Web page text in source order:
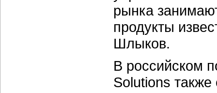
рынка
продукты
Шлыков.
В российском
Solutions также